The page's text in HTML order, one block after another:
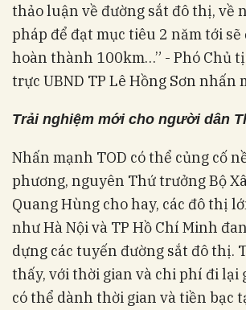
thảo luận về đường sắt đô thị, về
pháp để đạt mục tiêu 2 năm tới
hoàn thành 100km…” - Phó Chủ
trực UBND TP Lê Hồng Sơn nhấn
Trải nghiệm mới cho người dân
Nhấn mạnh TOD có thể củng cố
phương, nguyên Thứ trưởng Bộ
Quang Hùng cho hay, các đô thị
như Hà Nội và TP Hồ Chí Minh
dựng các tuyến đường sắt đô thị.
thấy, với thời gian và chi phí đi lại
có thể dành thời gian và tiền bạc